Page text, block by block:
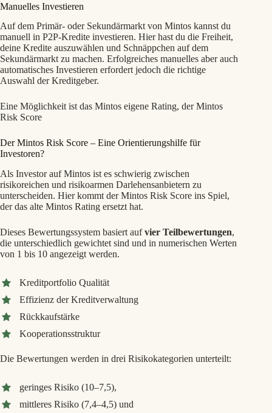
Manuelles Investieren
Auf dem Primär- oder Sekundärmarkt von Mintos kannst du
manuell in P2P-Kredite investieren. Hier hast du die Freiheit,
deine Kredite auszuwählen und Schnäppchen auf dem
Sekundärmarkt zu machen. Erfolgreiches manuelles aber auch
automatisches Investieren erfordert jedoch die richtige
Auswahl der Kreditgeber.
Eine Möglichkeit ist das Mintos eigene Rating, der Mintos
Risk Score
Der Mintos Risk Score – Eine Orientierungshilfe für
Investoren?
Als Investor auf Mintos ist es schwierig zwischen
risikoreichen und risikoarmen Darlehensanbietern zu
unterscheiden. Hier kommt der Mintos Risk Score ins Spiel,
der das alte Mintos Rating ersetzt hat.
Dieses Bewertungssystem basiert aufvier Teilbewertungen,
die unterschiedlich gewichtet sind und in numerischen Werten
von 1 bis 10 angezeigt werden.
Kreditportfolio Qualität
Effizienz der Kreditverwaltung
Rückkaufstärke
Kooperationsstruktur
Die Bewertungen werden in drei Risikokategorien unterteilt:
geringes Risiko (10–7,5),
mittleres Risiko (7,4–4,5) und